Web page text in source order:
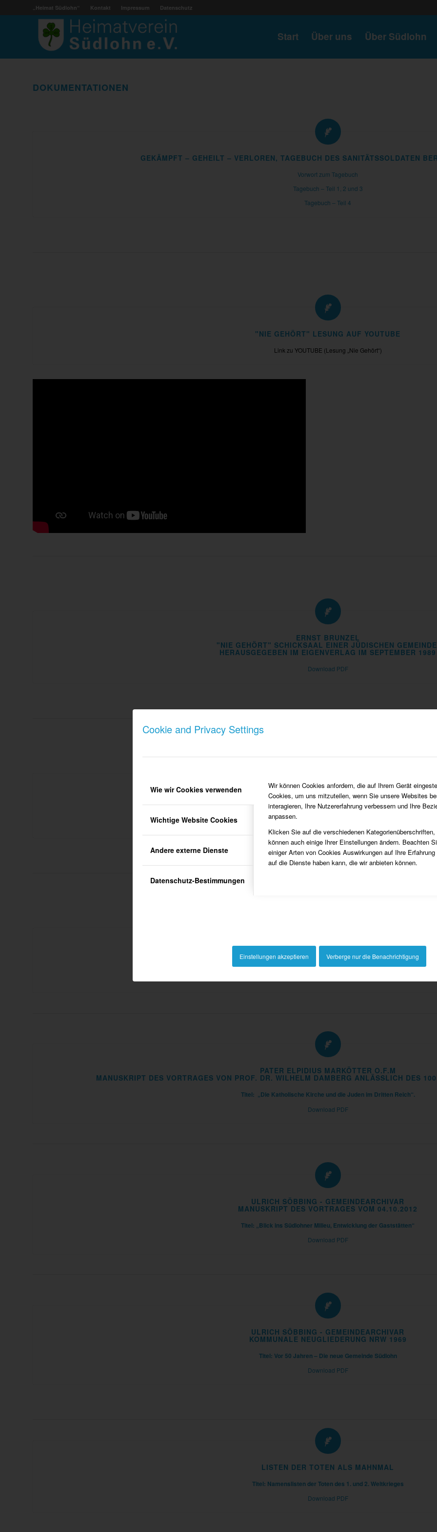
Cookie and Privacy Settings
Wie wir Cookies verwenden
Wichtige Website Cookies
Andere externe Dienste
Datenschutz-Bestimmungen
Wir können Cookies anfordern, die auf Ihrem Gerät
Cookies, um uns mitzuteilen, wenn Sie unsere Websites
interagieren, Ihre Nutzererfahrung verbessern und Ihre
anpassen.
Klicken Sie auf die verschiedenen
können auch einige Ihrer Einstellungen ändern. Beachten
einiger Arten von Cookies Auswirkungen auf Ihre
auf die Dienste haben kann, die wir anbieten können.
Einstellungen akzeptieren Verberge nur die Benachrichtigung
„Heimat Südlohn“ Kontakt Impressum Datenschutz
Start Über uns Über Südlohn
DOKUMENTATIONEN
GEKÄMPFT – GEHEILT – VERLOREN, TAGEBUCH DES SANITÄTSSOLDATEN
Vorwort zum Tagebuch
Tagebuch – Teil 1, 2 und 3
Tagebuch – Teil 4
"NIE GEHÖRT" LESUNG AUF YOUTUBE
Link zu YOUTUBE (Lesung „Nie Gehört“)
ERNST BRUNZEL
"NIE GEHÖRT" SCHICKSAAL EINER JÜDISCHEN
HERAUSGEGEBEN IM EIGENVERLAG IM SEPTEMBER 1989
Download PDF
MARIA WEHNING, GEB. BÖCKER OSSELER
"AUS DER JUGENDZEIT"
PAUL-GERD STEGEMANN:
"ERINNERUNGEN AN EINE WIRRE ZEIT"
PATER ELPIDIUS MARKÖTTER O.F.M
MANUSKRIPT DES VORTRAGES VON PROF. DR. WILHELM DAMBERG ANLÄSSLICH DES
Titel: „Die Katholische Kirche und die Juden im Dritten Reich“.
Download PDF
ULRICH SÖBBING - GEMEINDEARCHIVAR
MANUSKRIPT DES VORTRAGES VOM 04.10.2012
Titel: „Blick ins Südlohner Milieu, Entwicklung der Gaststätten“
Download PDF
ULRICH SÖBBING - GEMEINDEARCHIVAR
KOMMUNALE NEUGLIEDERUNG NRW 1969
Titel: Vor 50 Jahren – Die neue Gemeinde Südlohn
Download PDF
LISTEN DER TOTEN ALS MAHNMAL
Titel: Namenslisten der Toten des 1. und 2. Weltkrieges
Download PDF